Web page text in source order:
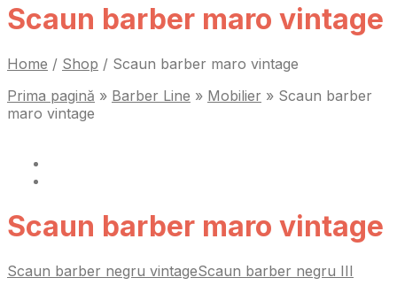
Scaun barber maro vintage
Home / Shop / Scaun barber maro vintage
Prima pagină » Barber Line » Mobilier » Scaun barber
maro vintage
Scaun barber maro vintage
Scaun barber negru vintageScaun barber negru III